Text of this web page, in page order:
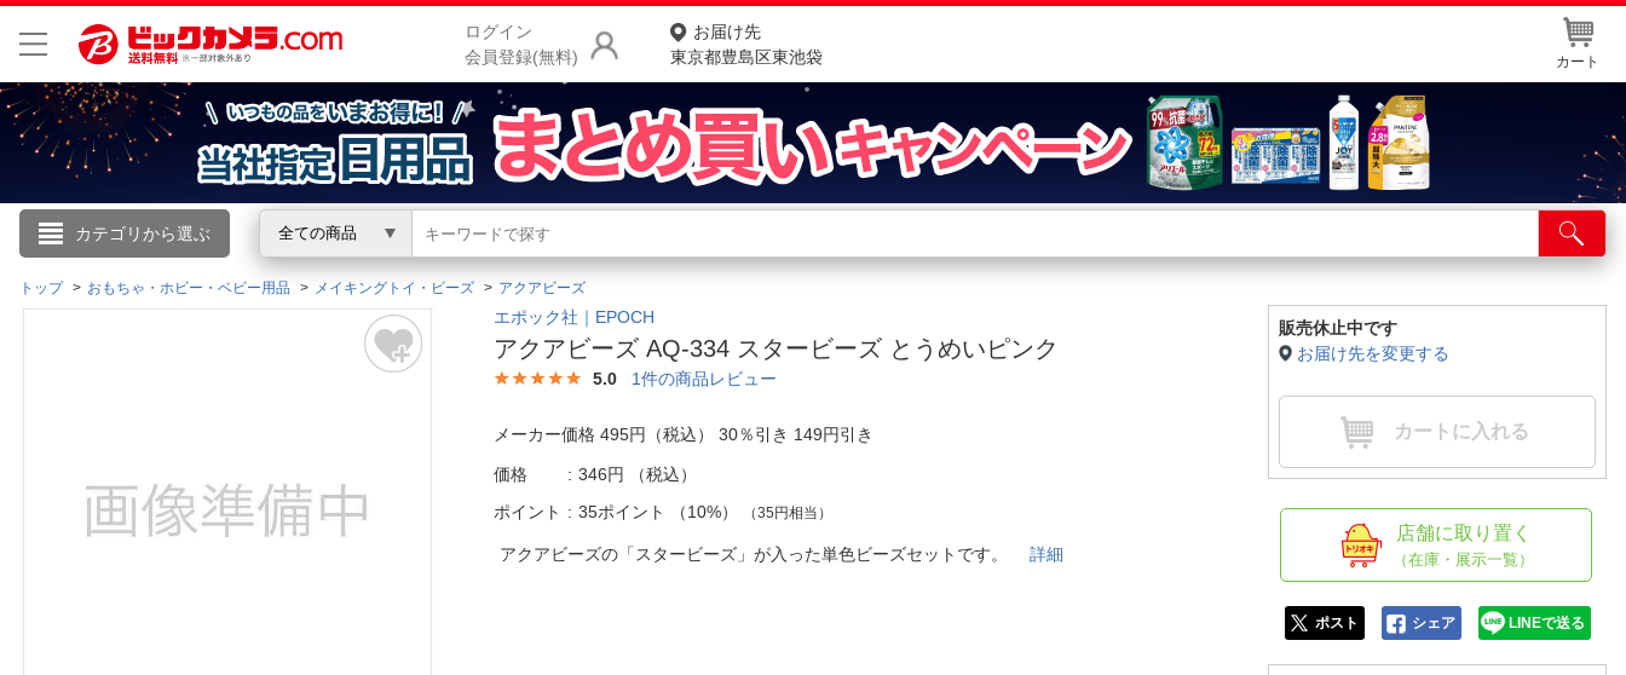
ログイン
会員登録(無料)
お届け先
東京都豊島区東池袋
カート
カテゴリから選ぶ 全ての商品
こんにちは
ログイン
閲覧履歴
商品をさがす
ランキングからさがす
カテゴリ一覧からさがす
お客様サポート
ご利用ガイド
よくある質問・お問合せ
店舗サービス
ネット取り置き
トップ おもちゃ・ホビー・ベビー用品 メイキングトイ・ビーズ アクアビーズ
エポック社｜EPOCH
アクアビーズ AQ-334 スタービーズ とうめいピンク
5.0 1件の商品レビュー
メーカー価格 495円（税込） 30％引き 149円引き
価格 346円
（税込）
ポイント
35ポイント （10%） （35円相当）
アクアビーズの「スタービーズ」が入った単色ビーズセットです。詳細
販売休止中です
お届け先を変更する
カートに入れる
店舗に取り置く
（在庫・展示一覧）
ポスト シェア LINEで送る